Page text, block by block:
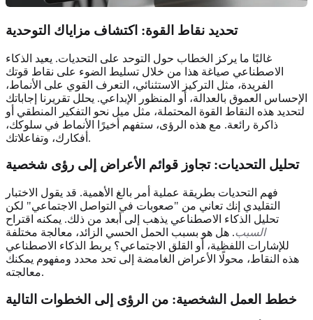
تحديد نقاط القوة: اكتشاف مزاياك التوحدية
غالبًا ما يركز الخطاب حول التوحد على التحديات. يعيد الذكاء
الاصطناعي صياغة هذا من خلال تسليط الضوء على نقاط قوتك
الفريدة، مثل التركيز الاستثنائي، التعرف القوي على الأنماط،
الإحساس العموق بالعدالة، أو المنظور الإبداعي. يحلل تقريرنا إجاباتك
لتحديد هذه النقاط القوة المحتملة، مثل ميل نحو التفكير المنطقي أو
ذاكرة رائعة. مع هذه الرؤى، ستفهم أخيرًا الأنماط في سلوكك،
أفكارك، وتفاعلاتك.
تحليل التحديات: تجاوز قوائم الأعراض إلى رؤى شخصية
فهم التحديات بطريقة عملية أمر بالغ الأهمية. قد يقول الاختبار
التقليدي إنك تعاني من "صعوبات في التواصل الاجتماعي" لكن
تحليل الذكاء الاصطناعي يذهب إلى أبعد من ذلك. يمكنه اقتراح
السبب. هل هو بسبب الحمل الحسي الزائد، معالجة مختلفة
للإشارات اللفظية، أو القلق الاجتماعي؟ يربط الذكاء الاصطناعي
هذه النقاط، محولًا الأعراض الغامضة إلى تحد محدد ومفهوم يمكنك
معالجته.
خطط العمل الشخصية: من الرؤى إلى الخطوات التالية